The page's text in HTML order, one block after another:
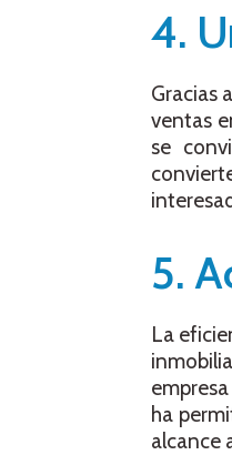
4.
Gracias
ventas
se
5.
La
ha
alcance